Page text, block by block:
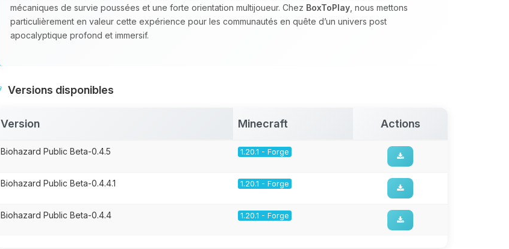
mécaniques de survie poussées et une forte orientation multijoueur. Chez BoxToPlay , nous mettons
particulièrement en valeur cette expérience pour les communautés en quête d’un univers post
apocalyptique profond et immersif.
Versions disponibles
Version Minecraft Actions
Biohazard Public Beta-0.4.5 1.20.1 - Forge
Biohazard Public Beta-0.4.4.1 1.20.1 - Forge
Biohazard Public Beta-0.4.4 1.20.1 - Forge